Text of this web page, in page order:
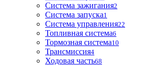
Система зажигания2
Система запуска1
Система управления22
Топливная система6
Тормозная система10
Трансмиссия4
Ходовая часть68